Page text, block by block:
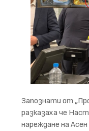
Запознати от
разказаха че
нареждане на